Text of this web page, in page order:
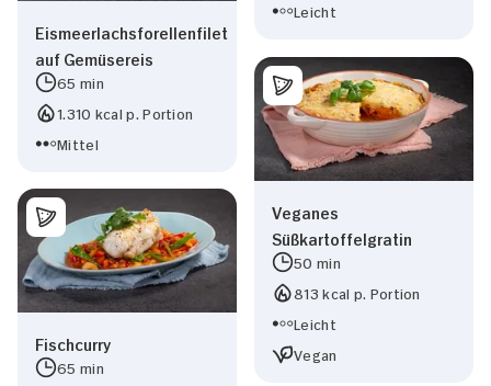
Eismeerlachsforellenfilet
auf Gemüsereis
65 min
1.310 kcal p. Portion
Mittel
Fischcurry
65 min
Leicht
Veganes
Süßkartoffelgratin
50 min
813 kcal p. Portion
Leicht
Vegan